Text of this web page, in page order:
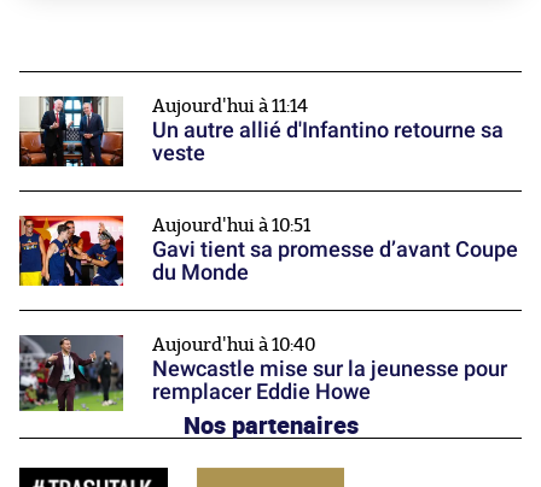
Aujourd'hui à 11:14
Un autre allié d'Infantino retourne sa
veste
Aujourd'hui à 10:51
Gavi tient sa promesse d’avant Coupe
du Monde
Aujourd'hui à 10:40
Newcastle mise sur la jeunesse pour
remplacer Eddie Howe
Nos partenaires